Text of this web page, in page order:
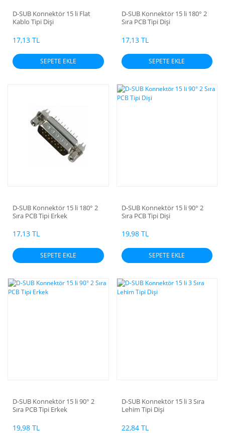
D-SUB Konnektör 15 li Flat
Kablo Tipi Dişi
17,13 TL
SEPETE EKLE
D-SUB Konnektör 15 li 180° 2
Sıra PCB Tipi Dişi
17,13 TL
SEPETE EKLE
D-SUB Konnektör 15 li 180° 2
Sıra PCB Tipi Erkek
17,13 TL
SEPETE EKLE
D-SUB Konnektör 15 li 90° 2
Sıra PCB Tipi Dişi
19,98 TL
SEPETE EKLE
D-SUB Konnektör 15 li 90° 2
Sıra PCB Tipi Erkek
19,98 TL
D-SUB Konnektör 15 li 3 Sıra
Lehim Tipi Dişi
22,84 TL